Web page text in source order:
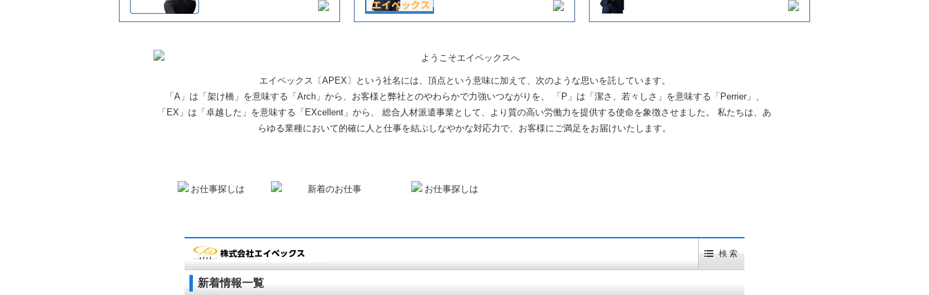
エイペックス〔APEX〕という社名には、頂点という意味に加えて、次のような思いを託しています。
「A」は「架け橋」を意味する「Arch」から、お客様と弊社とのやわらかで力強いつながりを、 「P」は「潔さ、若々しさ」を意味する「Perrier」、
「EX」は「卓越した」を意味する「EXcellent」から、 総合人材派遣事業として、より質の高い労働力を提供する使命を象徴させました。 私たちは、あ
らゆる業種において的確に人と仕事を結ぶしなやかな対応力で、お客様にご満足をお届けいたします。